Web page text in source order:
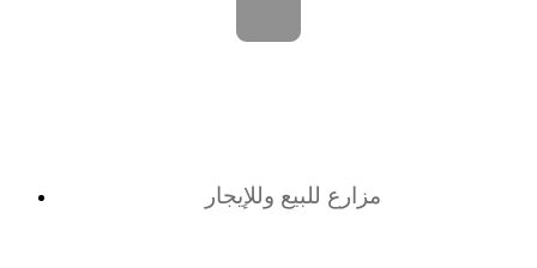
مزارع للبيع وللإيجار